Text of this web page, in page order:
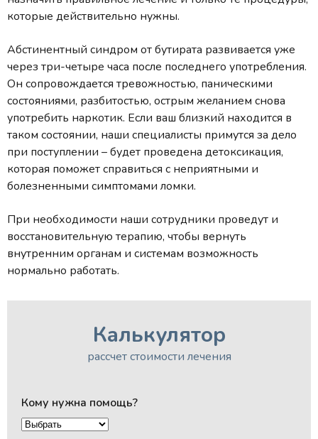
которые действительно нужны.
Абстинентный синдром от бутирата развивается уже
через три-четыре часа после последнего употребления.
Он сопровождается тревожностью, паническими
состояниями, разбитостью, острым желанием снова
употребить наркотик. Если ваш близкий находится в
таком состоянии, наши специалисты примутся за дело
при поступлении – будет проведена детоксикация,
которая поможет справиться с неприятными и
болезненными симптомами ломки.
При необходимости наши сотрудники проведут и
восстановительную терапию, чтобы вернуть
внутренним органам и системам возможность
нормально работать.
Калькулятор
рассчет стоимости лечения
Кому нужна помощь?